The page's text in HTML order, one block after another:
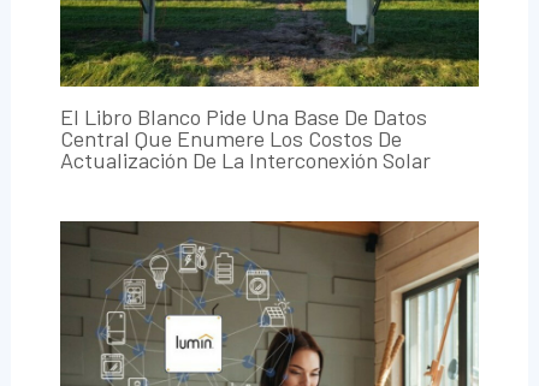
El Libro Blanco Pide Una Base De Datos
Central Que Enumere Los Costos De
Actualización De La Interconexión Solar